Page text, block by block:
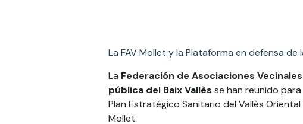
La FAV Mollet y la Plataforma en defensa
La Federación de Asociaciones Vecinales
pública del Baix Vallès se han reunido
Plan Estratégico Sanitario del Vallès
Mollet.